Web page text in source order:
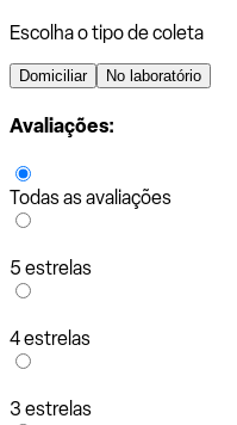
Escolha o tipo de coleta
Domiciliar No laboratório
Avaliações:
Todas as avaliações
5 estrelas
4 estrelas
3 estrelas